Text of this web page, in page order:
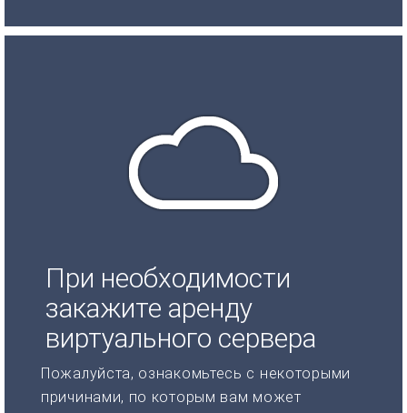
При необходимости
закажите аренду
виртуального сервера
Пожалуйста, ознакомьтесь с некоторыми
причинами, по которым вам может